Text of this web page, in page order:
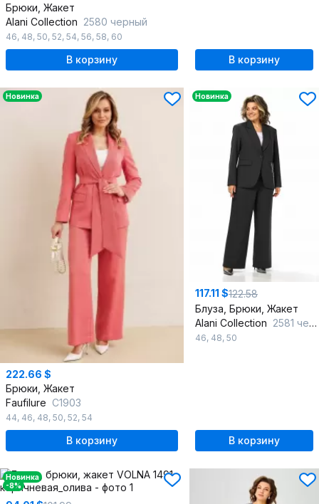
Брюки, Жакет
Alani Collection 2580 черный
46, 48, 50, 52, 54, 56, 58, 60
В корзину В корзину
Новинка
222.66 $
Брюки, Жакет
Faufilure С1903
44, 46, 48, 50, 52, 54
В корзину
Новинка
117.11 $122.58
Блуза, Брюки, Жакет
Alani Collection 2581 черный
46, 48, 50
В корзину
Новинка
-8%